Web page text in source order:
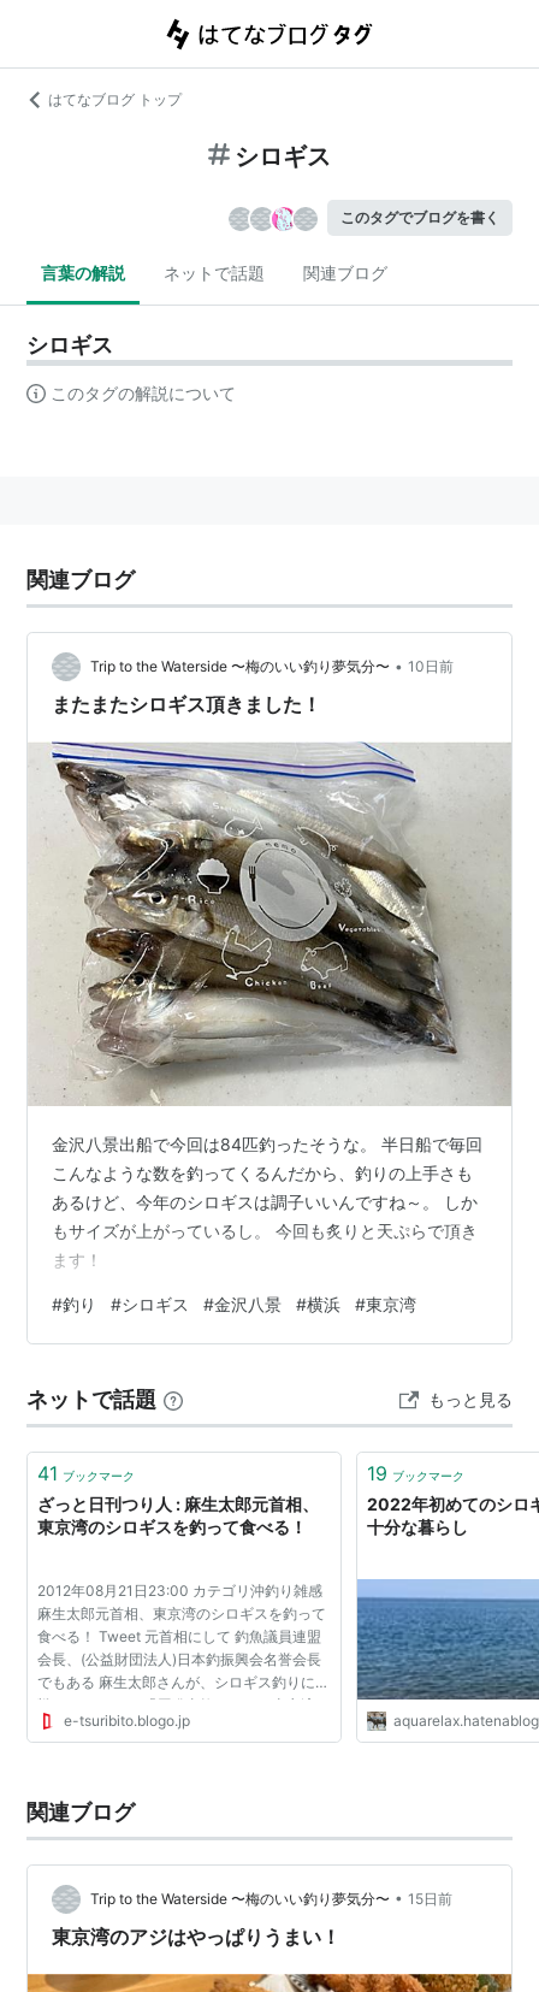
はてなブログ トップ
シロギス
このタグでブログを書く
言葉の解説 ネットで話題 関連ブログ
シロギス
このタグの解説について
関連ブログ
Trip to the Waterside 〜梅のいい釣り夢気分〜 • 10日前
またまたシロギス頂きました！
金沢八景出船で今回は84匹釣ったそうな。 半日船で毎回
こんなような数を釣ってくるんだから、釣りの上手さも
あるけど、今年のシロギスは調子いいんですね～。 しか
もサイズが上がっているし。 今回も炙りと天ぷらで頂き
ます！
#釣り #シロギス #金沢八景 #横浜 #東京湾
ネットで話題 もっと見る
41 ブックマーク
ざっと日刊つり人 : 麻生太郎元首相、
東京湾のシロギスを釣って食べる！
2012年08月21日23:00 カテゴリ沖釣り雑感
麻生太郎元首相、東京湾のシロギスを釣って
食べる！ Tweet 元首相にして 釣魚議員連盟
会長、(公益財団法人)日本釣振興会名誉会長
でもある 麻生太郎さんが、シロギス釣りに挑
戦されました。 「原発事故のせいで東京湾で
釣りする人が減っている」という話を聞き
e-tsuribito.blogo.jp
19 ブックマーク
2022年初めてのシロ
十分な暮らし
関連ブログ
Trip to the Waterside 〜梅のいい釣り夢気分〜 • 15日前
東京湾のアジはやっぱりうまい！